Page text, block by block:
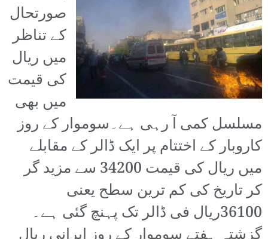
صورتحال
کے تناظر
میں ریال
کی قیمت
میں بھی
مسلسل کمی آ رہی ہے۔سوموار کے روز
کاروبار کے اختتام پر ایک ڈالر کے مقابلے
میں ریال کی قیمت 34200 سے مزید گر
کر تاریخ کی کم ترین سطح یعنی
36100ریال فی ڈالر تک پہنچ گئی ہے۔